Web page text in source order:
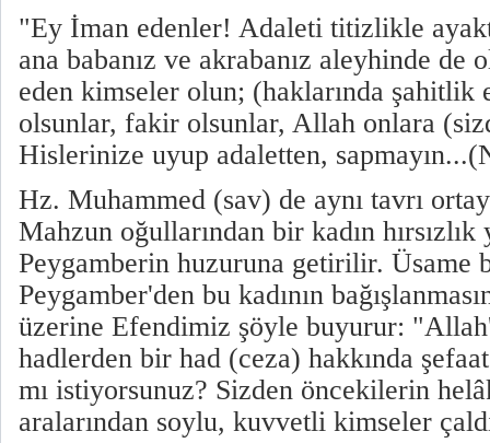
"Ey İman edenler! Adaleti titizlikle
ana babanız ve akrabanız aleyhinde
eden kimseler olun; (haklarında
olsunlar, fakir olsunlar, Allah onlara
Hislerinize uyup adaletten,
Hz. Muhammed (sav) de aynı tavrı
Mahzun oğullarından bir kadın hırsızlık
Peygamberin huzuruna getirilir. Üsame
Peygamber'den bu kadının
üzerine Efendimiz şöyle buyurur:
hadlerden bir had (ceza) hakkında
mı istiyorsunuz? Sizden öncekilerin
aralarından soylu, kuvvetli kimseler